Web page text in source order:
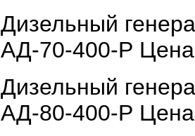
Дизельный
АД-70-400-Р
Дизельный
АД-80-400-Р